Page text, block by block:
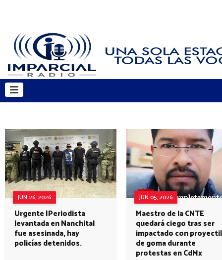
JUN 26, 2026
Urgente |Periodista
levantada en Nanchital
fue asesinada, hay
policías detenidos.
JUN 05, 2026
Maestro de la CNTE
quedará ciego tras ser
impactado con proyectil
de goma durante
protestas en CdMx